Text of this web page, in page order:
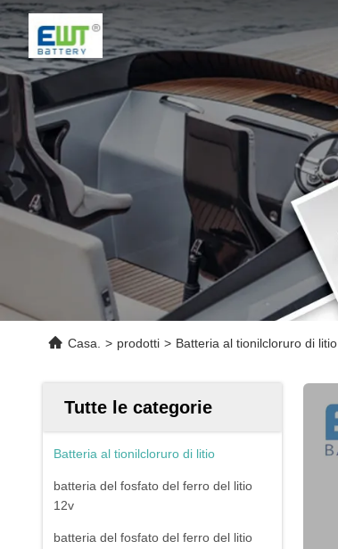
Casa. > prodotti > Batteria al tionilcloruro di litio
Tutte le categorie
Batteria al tionilcloruro di litio
batteria del fosfato del ferro del litio
12v
batteria del fosfato del ferro del litio